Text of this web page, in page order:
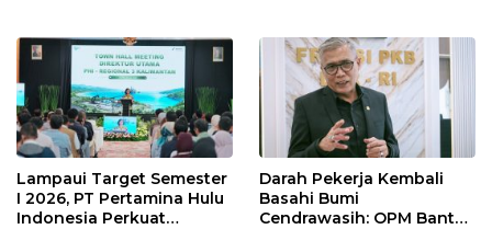
Rutin dan Edukasi
Perawatan Gigi
Lampaui Target Semester
I 2026, PT Pertamina Hulu
Indonesia Perkuat
Darah Pekerja Kembali
Basahi Bumi
Cendrawasih: OPM Bantai